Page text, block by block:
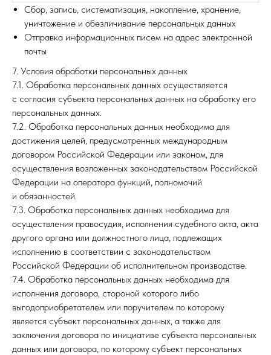
Сбор, запись, систематизация, накопление, хранение,
уничтожение и обезличивание персональных данных
Отправка информационных писем на адрес электронной
почты
7. Условия обработки персональных данных
7.1. Обработка персональных данных осуществляется
с согласия субъекта персональных данных на обработку его
персональных данных.
7.2. Обработка персональных данных необходима для
достижения целей, предусмотренных международным
договором Российской Федерации или законом, для
осуществления возложенных законодательством Российской
Федерации на оператора функций, полномочий
и обязанностей.
7.3. Обработка персональных данных необходима для
осуществления правосудия, исполнения судебного акта, акта
другого органа или должностного лица, подлежащих
исполнению в соответствии с законодательством
Российской Федерации об исполнительном производстве.
7.4. Обработка персональных данных необходима для
исполнения договора, стороной которого либо
выгодоприобретателем или поручителем по которому
является субъект персональных данных, а также для
заключения договора по инициативе субъекта персональных
данных или договора, по которому субъект персональных